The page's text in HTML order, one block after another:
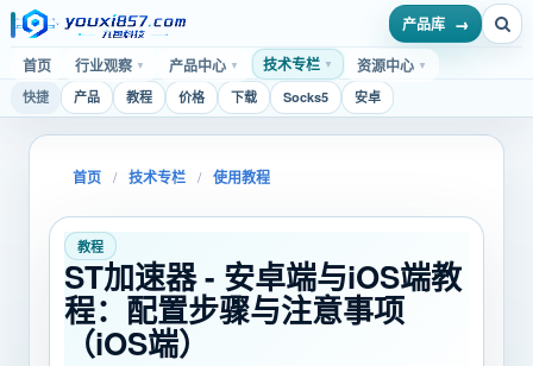
首页 行业观察 ▼ 产品中心 ▼ 技术专栏 ▼ 资源中心 ▼
产品库
快捷 产品 教程 价格 下载 Socks5 安卓
首页 / 技术专栏 / 使用教程
教程
ST加速器 - 安卓端与iOS端教
程：配置步骤与注意事项
（iOS端）